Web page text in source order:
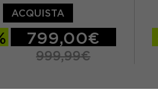
ACQUISTA
799,00€
999,99€